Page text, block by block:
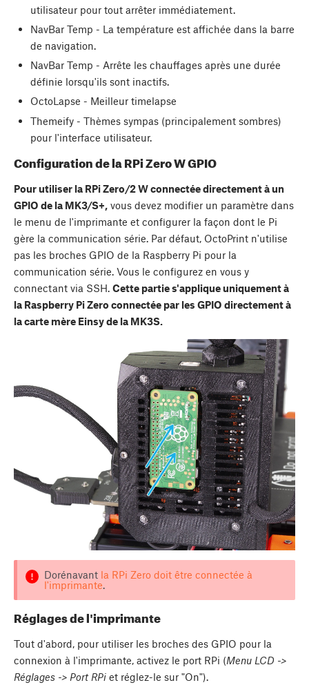
utilisateur pour tout arrêter immédiatement.
NavBar Temp - La température est affichée dans la barre
de navigation.
NavBar Temp - Arrête les chauffages après une durée
définie lorsqu'ils sont inactifs.
OctoLapse - Meilleur timelapse
Themeify - Thèmes sympas (principalement sombres)
pour l'interface utilisateur.
Configuration de la RPi Zero W GPIO
Pour utiliser la RPi Zero/2 W connectée directement à un
GPIO de la MK3/S+, vous devez modifier un paramètre dans
le menu de l'imprimante et configurer la façon dont le Pi
gère la communication série. Par défaut, OctoPrint n'utilise
pas les broches GPIO de la Raspberry Pi pour la
communication série. Vous le configurez en vous y
connectant via SSH. Cette partie s'applique uniquement à
la Raspberry Pi Zero connectée par les GPIO directement à
la carte mère Einsy de la MK3S.
Dorénavant la RPi Zero doit être connectée à
l'imprimante.
Réglages de l'imprimante
Tout d'abord, pour utiliser les broches des GPIO pour la
connexion à l'imprimante, activez le port RPi (Menu LCD ->
Réglages -> Port RPi et réglez-le sur "On").